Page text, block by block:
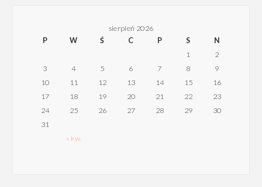
sierpień 2026
P
W Ś C P S N
« kw.
1
2
3
4 5 6 7 8
9
10
11 12 13 14 15
16
17
18 19 20 21 22
23
24
25 26 27 28 29
30
31